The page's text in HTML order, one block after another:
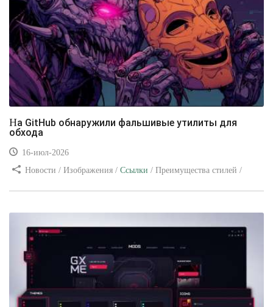
На GitHub обнаружили фальшивые утилиты для
обхода
16-июл-2026
Новости / Изображения / Ссылки / Преимущества стилей /